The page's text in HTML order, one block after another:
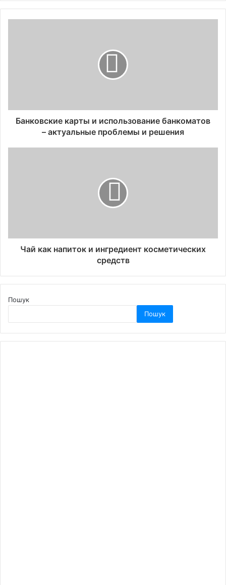
Банковские карты и использование банкоматов
– актуальные проблемы и решения
Чай как напиток и ингредиент косметических
средств
Пошук
Пошук